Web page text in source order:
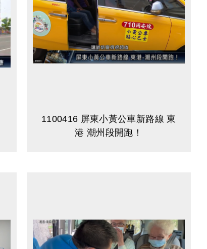
1100416 屏東小黃公車新路線 東
港 潮州段開跑！